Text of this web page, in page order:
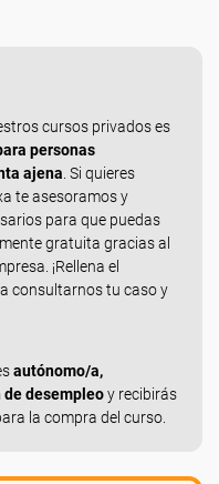
cursos privados es
personas
ajena . Si quieres
te asesoramos y
para que puedas
gratuita gracias al
¡Rellena el
consultarnos tu caso y
autónomo/a,
desempleoy recibirás
la compra del curso.